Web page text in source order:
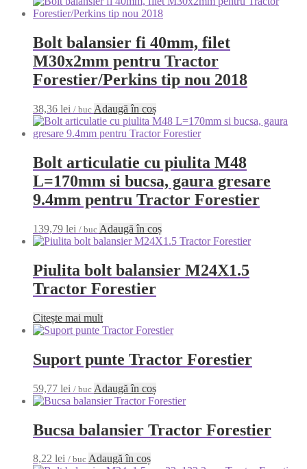
Bolt balansier fi 40mm, filet
M30x2mm pentru Tractor
Forestier/Perkins tip nou 2018
38,36 lei / buc Adaugă în coș
Bolt articulatie cu piulita M48
L=170mm si bucsa, gaura gresare
9.4mm pentru Tractor Forestier
139,79 lei / buc Adaugă în coș
Piulita bolt balansier M24X1.5
Tractor Forestier
Citește mai mult
Suport punte Tractor Forestier
59,77 lei / buc Adaugă în coș
Bucsa balansier Tractor Forestier
8,22 lei / buc Adaugă în coș